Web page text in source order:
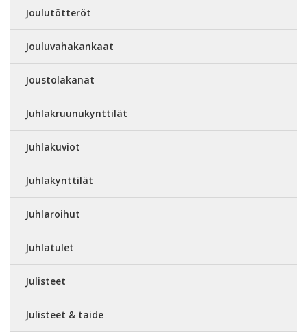
Joulutötteröt
Jouluvahakankaat
Joustolakanat
Juhlakruunukynttilät
Juhlakuviot
Juhlakynttilät
Juhlaroihut
Juhlatulet
Julisteet
Julisteet & taide